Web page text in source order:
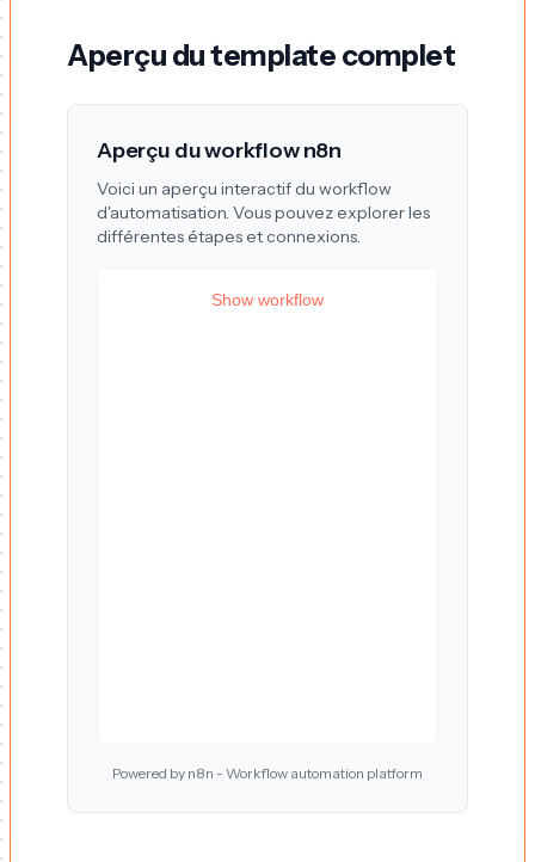
Aperçu du template complet
Aperçu du workflow n8n
Voici un aperçu interactif du workflow
d'automatisation. Vous pouvez explorer les
différentes étapes et connexions.
Powered by n8n - Workflow automation platform